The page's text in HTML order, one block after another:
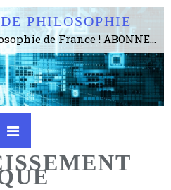
PHILOSOPHIE
Le plus gros site de philosophie de France ! ABONNEZ-VOUS ! 4115 Articles, 1634 abonné·e·s, depuis 2006 . . . . . . . . 2 852 214 pages vues jusqu'à présent. Prestance et être apte à un plus grand nombre de choses.